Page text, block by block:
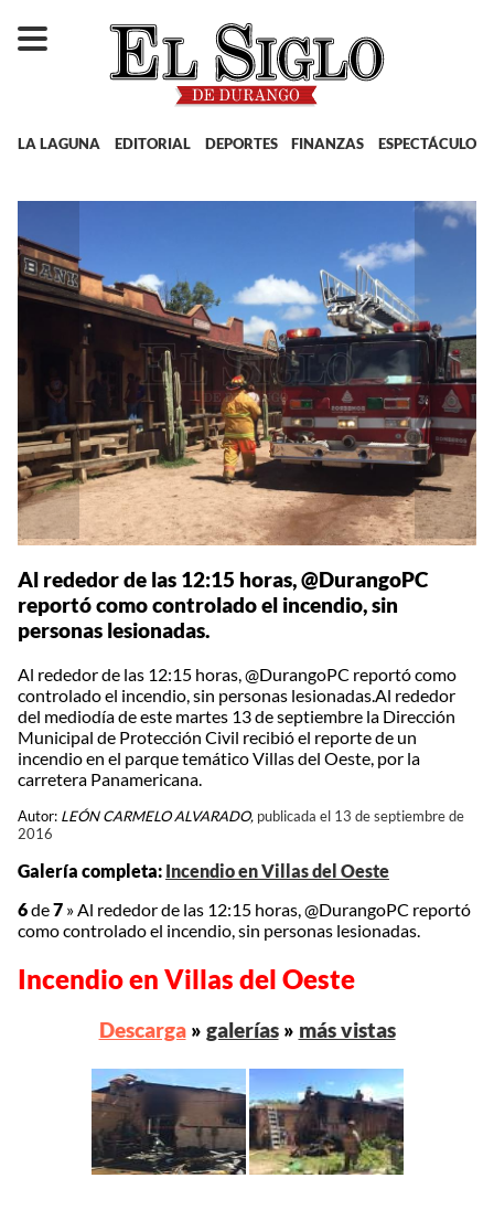
LA LAGUNA EDITORIAL DEPORTES FINANZAS ESPECTÁCULOS
Al rededor de las 12:15 horas, @DurangoPC
reportó como controlado el incendio, sin
personas lesionadas.
Al rededor de las 12:15 horas, @DurangoPC reportó como
controlado el incendio, sin personas lesionadas.Al rededor
del mediodía de este martes 13 de septiembre la Dirección
Municipal de Protección Civil recibió el reporte de un
incendio en el parque temático Villas del Oeste, por la
carretera Panamericana.
Autor: LEÓN CARMELO ALVARADO, publicada el 13 de septiembre de
2016
Galería completa: Incendio en Villas del Oeste
6de7 »Al rededor de las 12:15 horas, @DurangoPC reportó
como controlado el incendio, sin personas lesionadas.
Incendio en Villas del Oeste
Descarga» galerías» más vistas